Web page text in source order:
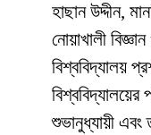
হাছান উদ্দীন,
নোয়াখালী
বিশ্ববিদ্যালয়
বিশ্ববিদ্যালয়ের
শুভানুধ্যায়ী এবং